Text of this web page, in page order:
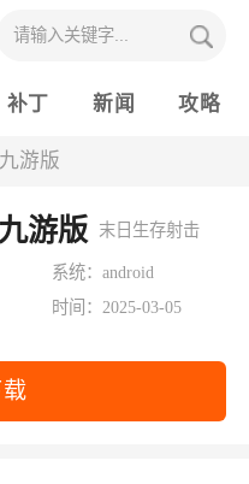
补丁 新闻 攻略
游版
游版 末日生存射击
系统：android
时间：2025-03-05